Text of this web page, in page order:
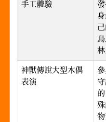
手工體驗
神獸傳說大型木偶
表演
物